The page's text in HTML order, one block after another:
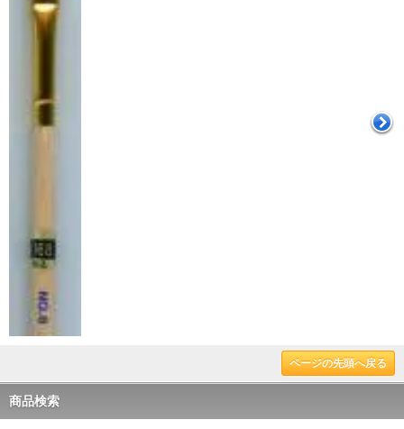
ページの先頭へ戻る
商品検索